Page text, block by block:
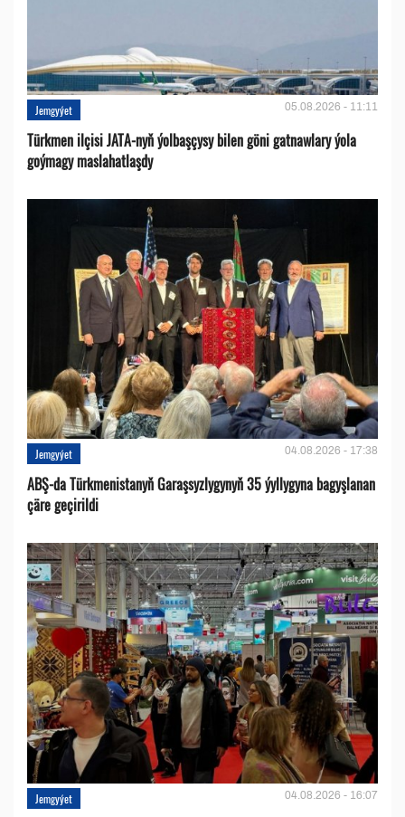
Jemgyýet 05.08.2026 - 11:11
Türkmen ilçisi JATA-nyň ýolbaşçysy bilen göni gatnawlary ýola
goýmagy maslahatlaşdy
Jemgyýet 04.08.2026 - 17:38
ABŞ-da Türkmenistanyň Garaşsyzlygynyň 35 ýyllygyna bagyşlanan
çäre geçirildi
Jemgyýet 04.08.2026 - 16:07